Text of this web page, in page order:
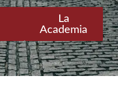
La
Academia